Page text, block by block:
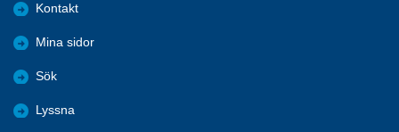
Kontakt
Mina sidor
Sök
Lyssna